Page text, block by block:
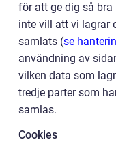
för att ge dig så
inte vill att vi lagrar
samlats (se
användning av
vilken data som
tredje parter som
samlas.
Cookies